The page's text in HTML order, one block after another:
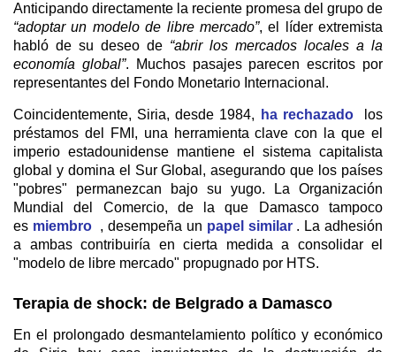
Anticipando directamente la reciente promesa del grupo de
“adoptar un modelo de libre mercado”, el líder extremista
habló de su deseo de “abrir los mercados locales a la
economía global”. Muchos pasajes parecen escritos por
representantes del Fondo Monetario Internacional.
Coincidentemente, Siria, desde 1984, ha rechazadolos
préstamos del FMI, una herramienta clave con la que el
imperio estadounidense mantiene el sistema capitalista
global y domina el Sur Global, asegurando que los países
"pobres" permanezcan bajo su yugo. La Organización
Mundial del Comercio, de la que Damasco tampoco
es miembro, desempeña un papel similar. La adhesión
a ambas contribuiría en cierta medida a consolidar el
"modelo de libre mercado" propugnado por HTS.
Terapia de shock: de Belgrado a Damasco
En el prolongado desmantelamiento político y económico